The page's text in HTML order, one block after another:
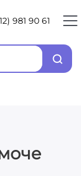
981 90 61